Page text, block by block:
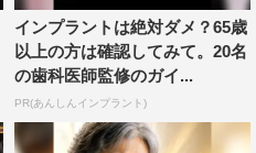
起こしたのがおたけだった
「3人で坊主」にするこ
越えるべき、という熱い提
なったが、まさかの結末
インプラントは絶対ダメ？65歳
以上の方は確認してみて。20名
の歯科医師監修のガイ...
PR(あんしんインプラント)